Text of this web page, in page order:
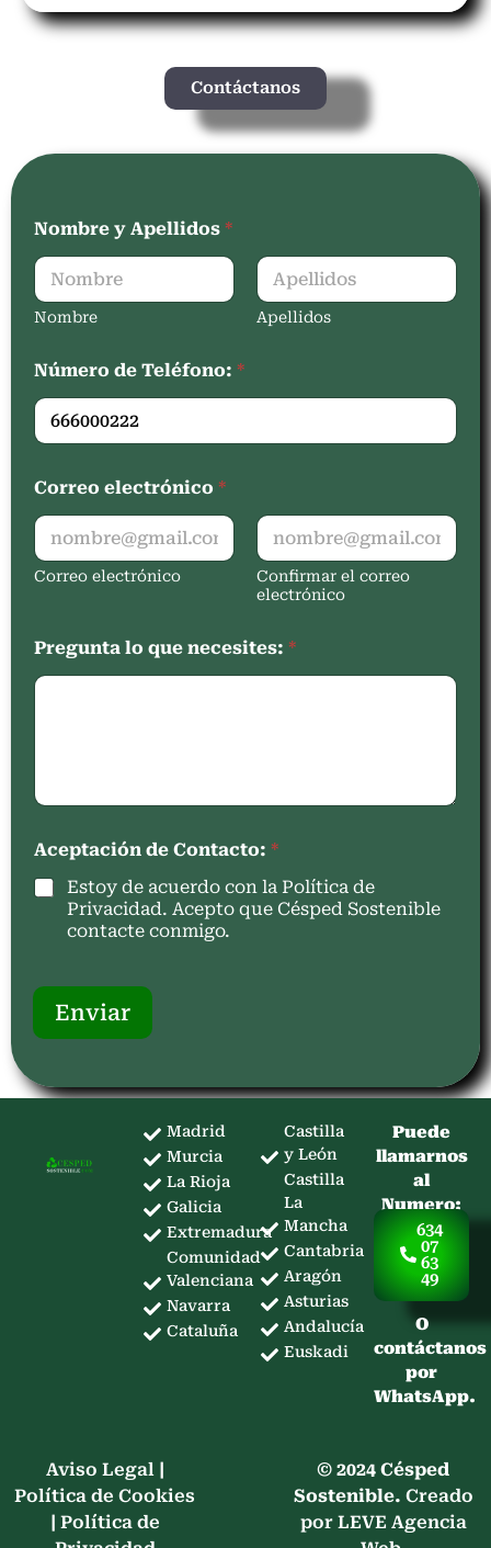
Contáctanos
Nombre y Apellidos *
Nombre Apellidos
Número de Teléfono: *
Correo electrónico *
Correo electrónico
Confirmar el correo
electrónico
Pregunta lo que necesites: *
Aceptación de Contacto: *
Estoy de acuerdo con la Política de
Privacidad. Acepto que Césped Sostenible
contacte conmigo.
Enviar
Madrid
Murcia
La Rioja
Galicia
Extremadura
Comunidad
Valenciana
Navarra
Cataluña
Castilla
y León
Castilla
La
Mancha
Cantabria
Aragón
Asturias
Andalucía
Euskadi
Puede
llamarnos
al
Numero:
634
07
63
49
O
contáctanos
por
WhatsApp.
Aviso Legal |
Política de Cookies
| Política de
© 2024 Césped
Sostenible. Creado
por LEVE Agencia